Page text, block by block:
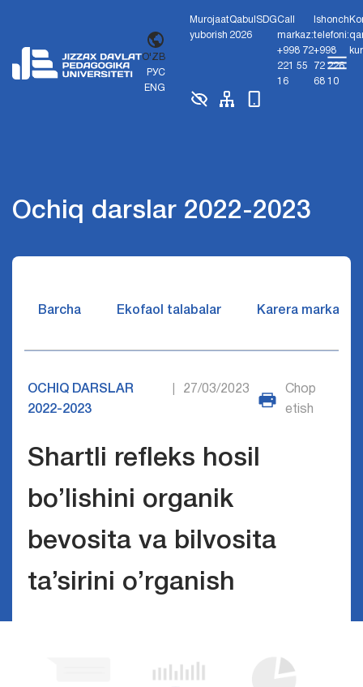
O'ZB
РУС
ENG
Murojaat
yuborish
Qabul
2026
SDGCall
markaz:
+998 72
221 55
16
Ishonch
telefoni:
+998
72 226
68 10
Ochiq darslar 2022-2023
Barcha Ekofaol talabalar Karera markazi
OCHIQ DARSLAR
2022-2023
27/03/2023
Chop
etish
Shartli refleks hosil
bo’lishini organik
bevosita va bilvosita
ta’sirini o’rganish